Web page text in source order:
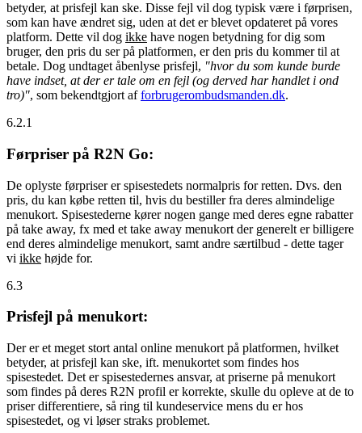
betyder, at prisfejl kan ske. Disse fejl vil dog typisk være i førprisen,
som kan have ændret sig, uden at det er blevet opdateret på vores
platform. Dette vil dog ikke have nogen betydning for dig som
bruger, den pris du ser på platformen, er den pris du kommer til at
betale. Dog undtaget åbenlyse prisfejl, "hvor du som kunde burde
have indset, at der er tale om en fejl (og derved har handlet i ond
tro)", som bekendtgjort afforbrugerombudsmanden.dk.
6.2.1
Førpriser på R2N Go:
De oplyste førpriser er spisestedets normalpris for retten. Dvs. den
pris, du kan købe retten til, hvis du bestiller fra deres almindelige
menukort. Spisestederne kører nogen gange med deres egne rabatter
på take away, fx med et take away menukort der generelt er billigere
end deres almindelige menukort, samt andre særtilbud - dette tager
vi ikke højde for.
6.3
Prisfejl på menukort:
Der er et meget stort antal online menukort på platformen, hvilket
betyder, at prisfejl kan ske, ift. menukortet som findes hos
spisestedet. Det er spisestedernes ansvar, at priserne på menukort
som findes på deres R2N profil er korrekte, skulle du opleve at de to
priser differentiere, så ring til kundeservice mens du er hos
spisestedet, og vi løser straks problemet.